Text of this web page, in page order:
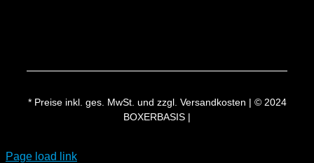
* Preise inkl. ges. MwSt. und zzgl. Versandkosten | © 2024
BOXERBASIS |
Page load link